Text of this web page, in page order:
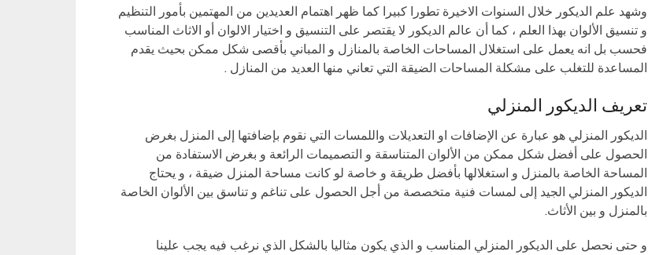
وشهد علم الديكور خلال السنوات الاخيرة تطورا كبيرا كما ظهر اهتمام العديدين من المهتمين بأمور التنظيم
و تنسيق الألوان بهذا العلم ، كما أن عالم الديكور لا يقتصر على التنسيق و اختيار الالوان أو الاثاث المناسب
فحسب بل انه يعمل على استغلال المساحات الخاصة بالمنازل و المباني بأقصى شكل ممكن بحيث يقدم
المساعدة للتغلب على مشكلة المساحات الضيقة التي تعاني منها العديد من المنازل .
تعريف الديكور المنزلي
الديكور المنزلي هو عبارة عن الإضافات او التعديلات واللمسات التي نقوم بإضافتها إلى المنزل بغرض
الحصول على أفضل شكل ممكن من الألوان المتناسقة و التصميمات الرائعة و بغرض الاستفادة من
المساحة الخاصة بالمنزل و استغلالها بأفضل طريقة و خاصة لو كانت مساحة المنزل ضيقة ، و يحتاج
الديكور المنزلي الجيد إلى لمسات فنية متخصصة من أجل الحصول على تناغم و تناسق بين الألوان الخاصة
بالمنزل و بين الأثاث.
و حتى نحصل على الديكور المنزلي المناسب و الذي يكون مثاليا بالشكل الذي نرغب فيه يجب علينا